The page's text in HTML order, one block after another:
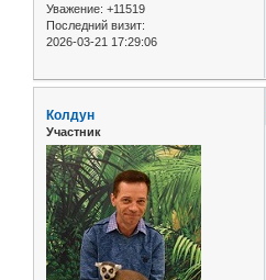
Уважение: +11519
Последний визит:
2026-03-21 17:29:06
Колдун
Участник